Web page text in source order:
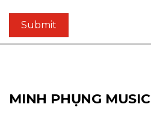
MINH PHỤNG MUSIC